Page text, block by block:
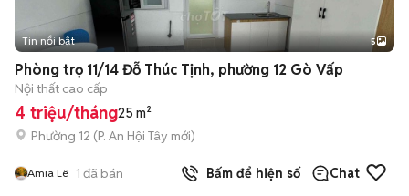
Tin nổi bật 5
Phòng trọ 11/14 Đỗ Thúc Tịnh, phường 12 Gò Vấp
Nội thất cao cấp
4 triệu/tháng25 m²
Phường 12 (P. An Hội Tây mới)
Amia Lê 1 đã bán Bấm để hiện số Chat